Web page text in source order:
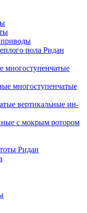
приводы
пола Ридан
многоступенчатые
многоступенчатые
вертикальные ин-
с мокрым ротором
Ридан